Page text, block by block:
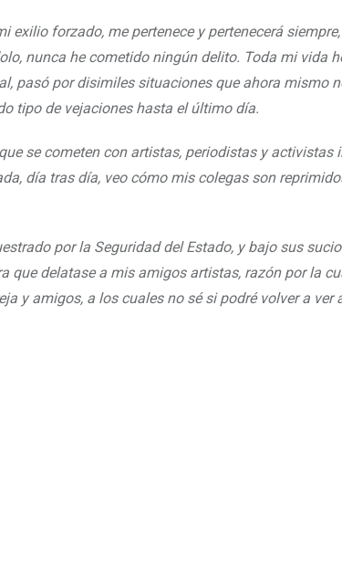
exilio forzado, me pertenece y pertenecerá
nunca he cometido ningún delito. Toda mi vida
pasó por disimiles situaciones que ahora mismo
tipo de vejaciones hasta el último día.
se cometen con artistas, periodistas y activistas
día tras día, veo cómo mis colegas son
por la Seguridad del Estado, y bajo sus
delatase a mis amigos artistas, razón por la
y amigos, a los cuales no sé si podré volver a ver